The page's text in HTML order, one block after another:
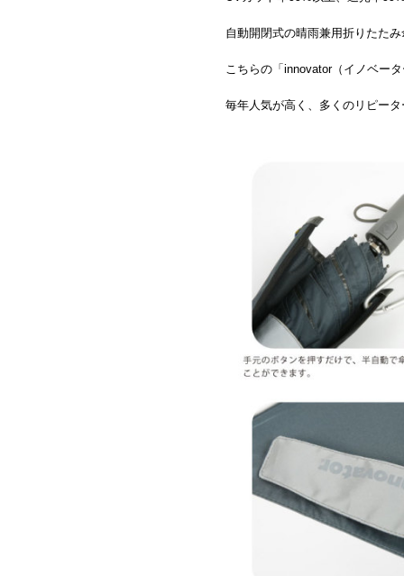
自動開閉式の晴雨兼用折りたた
こちらの 「innovator（イノベー
毎年人気が高く、多くのリピー